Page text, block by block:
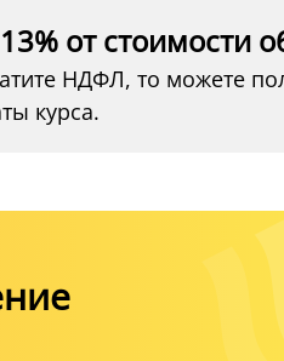
от стоимости
НДФЛ, то можете
курса.